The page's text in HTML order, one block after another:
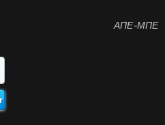
ΑΠΕ-ΜΠΕ